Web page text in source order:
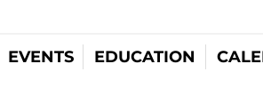
EVENTS EDUCATION